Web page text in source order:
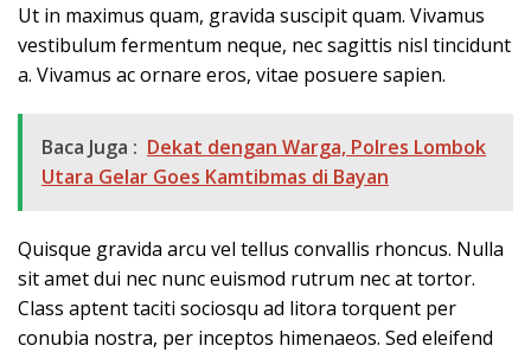
Ut in maximus quam, gravida suscipit quam. Vivamus
vestibulum fermentum neque, nec sagittis nisl tincidunt
a. Vivamus ac ornare eros, vitae posuere sapien.
Baca Juga : Dekat dengan Warga, Polres Lombok
Utara Gelar Goes Kamtibmas di Bayan
Quisque gravida arcu vel tellus convallis rhoncus. Nulla
sit amet dui nec nunc euismod rutrum nec at tortor.
Class aptent taciti sociosqu ad litora torquent per
conubia nostra, per inceptos himenaeos. Sed eleifend